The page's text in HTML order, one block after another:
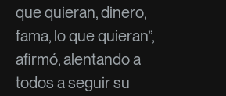
que quieran, dinero,
fama, lo que quieran”,
afirmó, alentando a
todos a seguir su